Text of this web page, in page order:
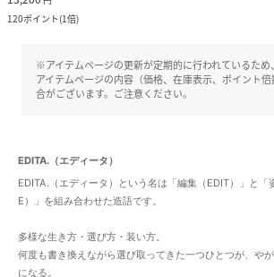
120ポイント(1倍)
※アイテムページの更新が定期的に行われているため
アイテムページの内容（価格、在庫表示、ポイント
合がございます。ご注意ください。
EDITA.（エディータ）
EDITA.（エディータ）という名は「編集（EDIT）」と「
E）」を組み合わせた造語です。
多様な生き方・選び方・装い方。
何度も書き換えながら選び取ってきた一つひとつが、や
になる。